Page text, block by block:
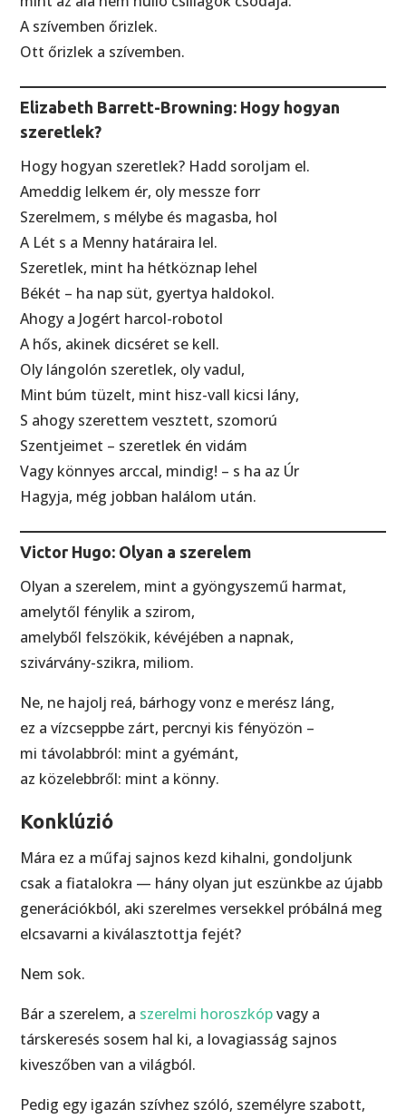
A szívemben őrizlek.
Ott őrizlek a szívemben.
Elizabeth Barrett-Browning: Hogy hogyan
szeretlek?
Hogy hogyan szeretlek? Hadd soroljam el.
Ameddig lelkem ér, oly messze forr
Szerelmem, s mélybe és magasba, hol
A Lét s a Menny határaira lel.
Szeretlek, mint ha hétköznap lehel
Békét – ha nap süt, gyertya haldokol.
Ahogy a Jogért harcol-robotol
A hős, akinek dicséret se kell.
Oly lángolón szeretlek, oly vadul,
Mint búm tüzelt, mint hisz-vall kicsi lány,
S ahogy szerettem vesztett, szomorú
Szentjeimet – szeretlek én vidám
Vagy könnyes arccal, mindig! – s ha az Úr
Hagyja, még jobban halálom után.
Victor Hugo: Olyan a szerelem
Olyan a szerelem, mint a gyöngyszemű harmat,
amelytől fénylik a szirom,
amelyből felszökik, kévéjében a napnak,
szivárvány-szikra, miliom.
Ne, ne hajolj reá, bárhogy vonz e merész láng,
ez a vízcseppbe zárt, percnyi kis fényözön –
mi távolabbról: mint a gyémánt,
az közelebbről: mint a könny.
Konklúzió
Mára ez a műfaj sajnos kezd kihalni, gondoljunk
csak a fiatalokra — hány olyan jut eszünkbe az újabb
generációkból, aki szerelmes versekkel próbálná meg
elcsavarni a kiválasztottja fejét?
Nem sok.
Bár a szerelem, a szerelmi horoszkópvagy a
társkeresés sosem hal ki, a lovagiasság sajnos
kiveszőben van a világból.
Pedig egy igazán szívhez szóló, személyre szabott,